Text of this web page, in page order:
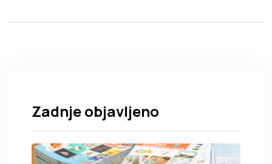
Zadnje objavljeno